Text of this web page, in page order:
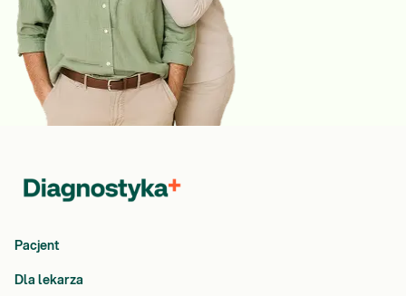
Pacjent
Dla lekarza